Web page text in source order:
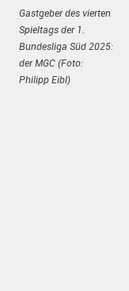
Gastgeber des vierten
Spieltags der 1.
Bundesliga Süd 2025:
der MGC (Foto:
Philipp Eibl)